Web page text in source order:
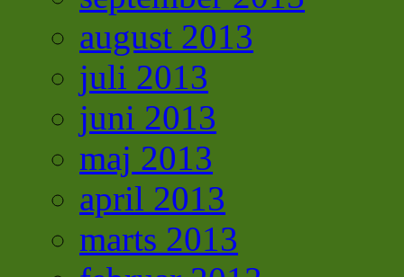
august 2013
juli 2013
juni 2013
maj 2013
april 2013
marts 2013